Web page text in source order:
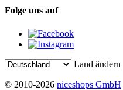
Folge uns auf
Land ändern
© 2010-2026 niceshops GmbH